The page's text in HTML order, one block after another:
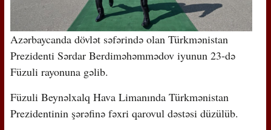
Azərbaycanda dövlət səfərində olan Türkmənistan
Prezidenti Sərdar Berdiməhəmmədov iyunun 23-də
Füzuli rayonuna gəlib.
Füzuli Beynəlxalq Hava Limanında Türkmənistan
Prezidentinin şərəfinə fəxri qarovul dəstəsi düzülüb.